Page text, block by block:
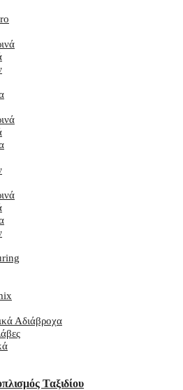
Αδιάβροχα
Ταξιδίου